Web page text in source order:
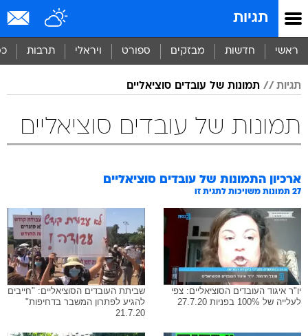
תגיות
ראשי חדשות מבזקים ספורט ויראלי תרבות
תגיות תמונות של עובדים סוציאליים
תמונות של עובדים סוציאליים
ארכיון התמונות של עובדים סוציאליים
27 תמונות משויכות לתגית זו
יו"ר איגוד העובדים הסוציאליים: צפי
לעלייה של 100% בפניות 27.7.20
שביתת העובדים הסוציאליים: "חייבים
להגיע לפתרון המשבר בדחיפות"
21.7.20